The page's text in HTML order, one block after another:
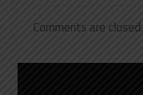
Comments are closed.